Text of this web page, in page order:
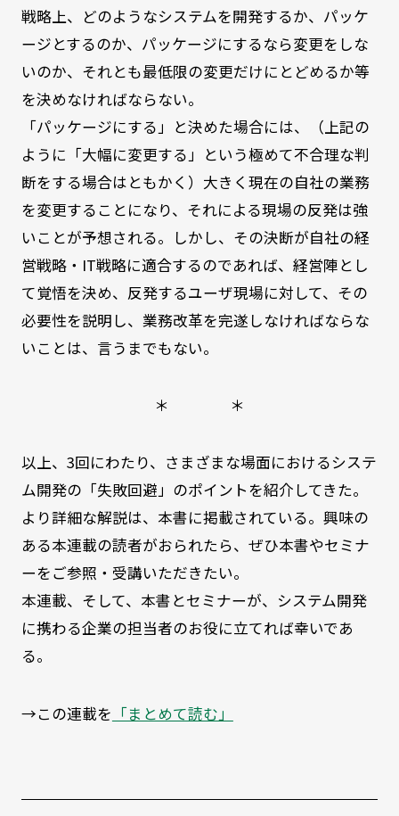
戦略上、どのようなシステムを開発するか、パッケ
ージとするのか、パッケージにするなら変更をしな
いのか、それとも最低限の変更だけにとどめるか等
を決めなければならない。
「パッケージにする」と決めた場合には、（上記の
ように「大幅に変更する」という極めて不合理な判
断をする場合はともかく）大きく現在の自社の業務
を変更することになり、それによる現場の反発は強
いことが予想される。しかし、その決断が自社の経
営戦略・IT戦略に適合するのであれば、経営陣とし
て覚悟を決め、反発するユーザ現場に対して、その
必要性を説明し、業務改革を完遂しなければならな
いことは、言うまでもない。
＊ ＊
以上、3回にわたり、さまざまな場面におけるシステ
ム開発の「失敗回避」のポイントを紹介してきた。
より詳細な解説は、本書に掲載されている。興味の
ある本連載の読者がおられたら、ぜひ本書やセミナ
ーをご参照・受講いただきたい。
本連載、そして、本書とセミナーが、システム開発
に携わる企業の担当者のお役に立てれば幸いであ
る。
→この連載を 「まとめて読む」